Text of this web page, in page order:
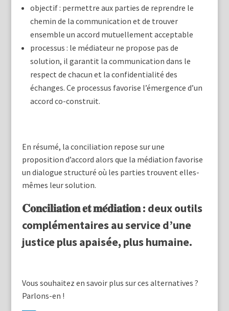
objectif : permettre aux parties de reprendre le
chemin de la communication et de trouver
ensemble un accord mutuellement acceptable
processus : le médiateur ne propose pas de
solution, il garantit la communication dans le
respect de chacun et la confidentialité des
échanges. Ce processus favorise l’émergence d’un
accord co-construit.
En résumé, la conciliation repose sur une
proposition d’accord alors que la médiation favorise
un dialogue structuré où les parties trouvent elles-
mêmes leur solution.
𝐂𝐨𝐧𝐜𝐢𝐥𝐢𝐚𝐭𝐢𝐨𝐧 𝐞𝐭 𝐦𝐞́𝐝𝐢𝐚𝐭𝐢𝐨𝐧 : deux outils
complémentaires au service d’une
justice plus apaisée, plus humaine.
Vous souhaitez en savoir plus sur ces alternatives ?
Parlons-en !